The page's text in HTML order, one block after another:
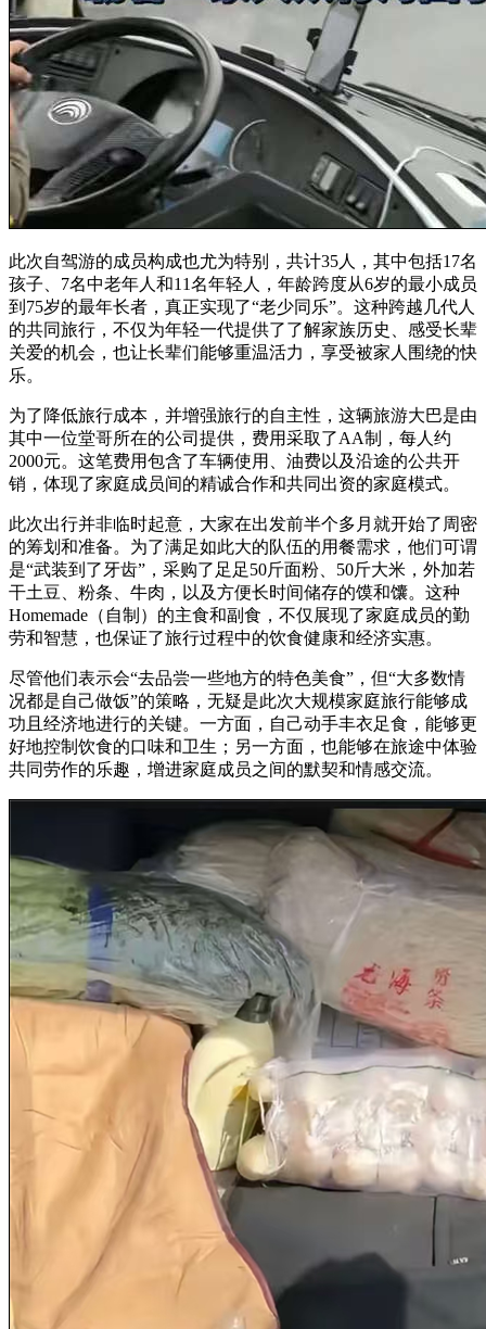
此次自驾游的成员构成也尤为特别，共计35人，其中包括17名
孩子、7名中老年人和11名年轻人，年龄跨度从6岁的最小成员
到75岁的最年长者，真正实现了“老少同乐”。这种跨越几代人
的共同旅行，不仅为年轻一代提供了了解家族历史、感受长辈
关爱的机会，也让长辈们能够重温活力，享受被家人围绕的快
乐。
为了降低旅行成本，并增强旅行的自主性，这辆旅游大巴是由
其中一位堂哥所在的公司提供，费用采取了AA制，每人约
2000元。这笔费用包含了车辆使用、油费以及沿途的公共开
销，体现了家庭成员间的精诚合作和共同出资的家庭模式。
此次出行并非临时起意，大家在出发前半个多月就开始了周密
的筹划和准备。为了满足如此大的队伍的用餐需求，他们可谓
是“武装到了牙齿”，采购了足足50斤面粉、50斤大米，外加若
干土豆、粉条、牛肉，以及方便长时间储存的馍和馕。这种
Homemade（自制）的主食和副食，不仅展现了家庭成员的勤
劳和智慧，也保证了旅行过程中的饮食健康和经济实惠。
尽管他们表示会“去品尝一些地方的特色美食”，但“大多数情
况都是自己做饭”的策略，无疑是此次大规模家庭旅行能够成
功且经济地进行的关键。一方面，自己动手丰衣足食，能够更
好地控制饮食的口味和卫生；另一方面，也能够在旅途中体验
共同劳作的乐趣，增进家庭成员之间的默契和情感交流。